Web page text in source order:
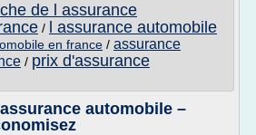
de l assurance
/ l assurance automobile
en france / assurance
/ prix d'assurance
automobile –